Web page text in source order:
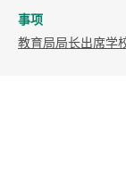
事项
教育局局长出席学